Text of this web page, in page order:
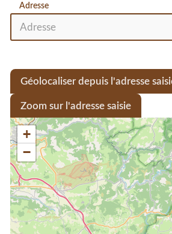
Adresse
Géolocaliser depuis l'adresse
Zoom sur l'adresse saisie
+
−